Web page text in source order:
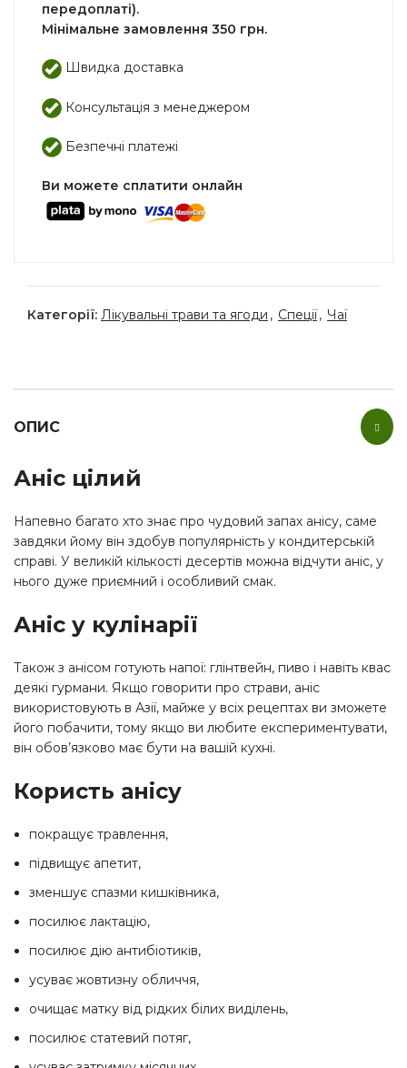
передоплаті).
Мінімальне замовлення 350 грн.
Швидка доставка
Консультація з менеджером
Безпечні платежі
Ви можете сплатити онлайн
Категорії: Лікувальні трави та ягоди , Спеції, Чаї
ОПИС
Аніс цілий
Напевно багато хто знає про чудовий запах анісу, саме
завдяки йому він здобув популярність у кондитерській
справі. У великій кількості десертів можна відчути аніс, у
нього дуже приємний і особливий смак.
Аніс у кулінарії
Також з анісом готують напої: глінтвейн, пиво і навіть квас
деякі гурмани. Якщо говорити про страви, аніс
використовують в Азії, майже у всіх рецептах ви зможете
його побачити, тому якщо ви любите експериментувати,
він обов’язково має бути на вашій кухні.
Користь анісу
покращує травлення,
підвищує апетит,
зменшує спазми кишківника,
посилює лактацію,
посилює дію антибіотиків,
усуває жовтизну обличчя,
очищає матку від рідких білих виділень,
посилює статевий потяг,